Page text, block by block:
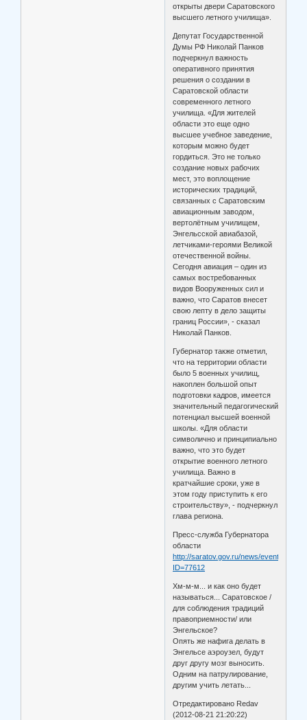
открыты двери Саратовского
высшего летного училища».
Депутат Государственной
Думы РФ Николай Панков
подчеркнул важность
оперативного принятия
решения о создании в
Саратовской области
современного летного
училища. «Для жителей
области это еще одно
высшее учебное заведение,
которым можно будет
гордиться. Это не только
создание новых рабочих
мест, это воплощение
исторических традиций,
связанных с Саратовским
авиационным заводом,
вертолётным училищем,
Энгельсской авиабазой,
летчиками-героями Великой
отечественной войны.
Сегодня авиация – один из
самых востребованных
видов Вооруженных сил и
важно, что Саратов внесет
свою лепту в дело защиты
границ России», - сказал
Николай Панков.
Губернатор также отметил,
что на территории области
было 5 военных училищ,
накоплен большой опыт
подготовки кадров, имеется
значительный педагогический
потенциал высшей военной
школы. «Для области
символично и принципиально
важно, что это будет
открытие военного летного
училища. Важно в
кратчайшие сроки, уже в
этом году приступить к его
строительству», - подчеркнул
глава региона.
Пресс-служба Губернатора
области
http://saratov.gov.ru/news/events/
ID=77612
Хм-м-м... и как оно будет
называться... Саратовское /
для соблюдения традиций
правоприемности/ или
Энгельское?
Опять же нафига делать в
Энгельсе аэроузел, будут
друг другу мозг выносить.
Одним на патрулирование,
другим учить летать...
Отредактировано Redav
(2012-08-21 21:20:22)